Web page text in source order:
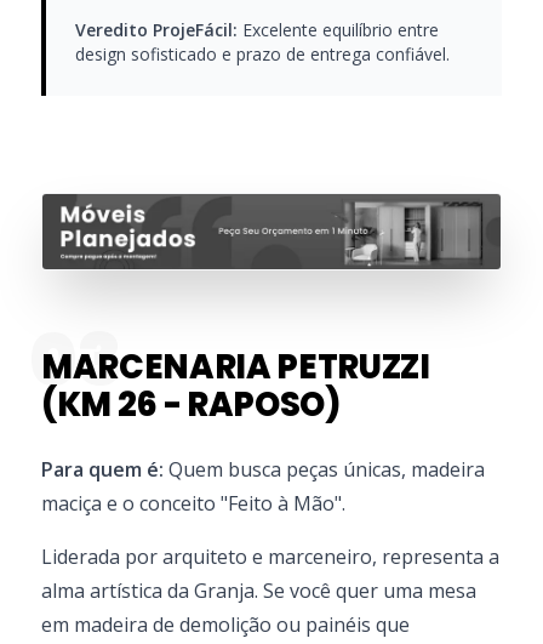
Veredito ProjeFácil: Excelente equilíbrio entre
design sofisticado e prazo de entrega confiável.
03
MARCENARIA PETRUZZI
(KM 26 - RAPOSO)
Para quem é: Quem busca peças únicas, madeira
maciça e o conceito "Feito à Mão".
Liderada por arquiteto e marceneiro, representa a
alma artística da Granja. Se você quer uma mesa
em madeira de demolição ou painéis que